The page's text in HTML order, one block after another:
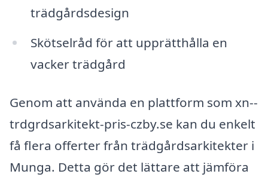
trädgårdsdesign
Skötselråd för att upprätthålla en
vacker trädgård
Genom att använda en plattform som xn--
trdgrdsarkitekt-pris-czby.se kan du enkelt
få flera offerter från trädgårdsarkitekter i
Munga. Detta gör det lättare att jämföra